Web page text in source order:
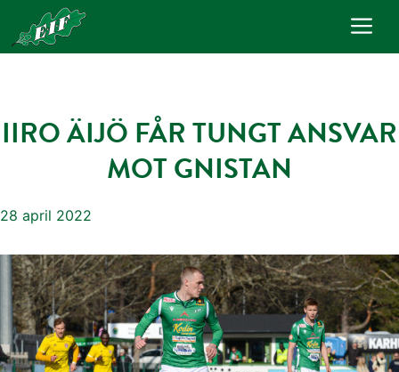
innehåll
IIRO ÄIJÖ FÅR TUNGT ANSVAR
MOT GNISTAN
28 april 2022